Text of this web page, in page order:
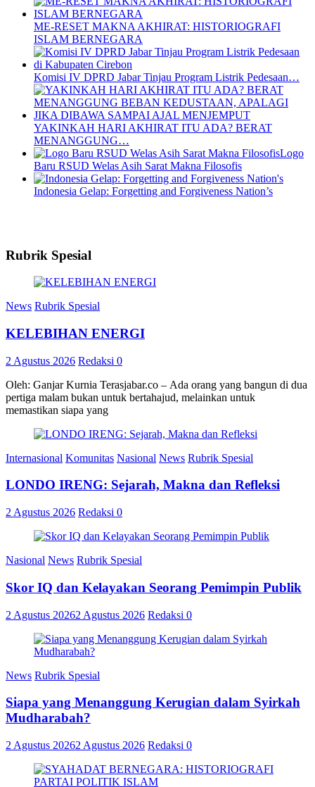
ME-RESET MAKNA AKHIRAT: HISTORIOGRAFI
ISLAM BERNEGARA
Komisi IV DPRD Jabar Tinjau Program Listrik Pedesaan…
YAKINKAH HARI AKHIRAT ITU ADA? BERAT
MENANGGUNG…
Logo
Baru RSUD Welas Asih Sarat Makna Filosofis
Indonesia Gelap: Forgetting and Forgiveness Nation’s
Rubrik Spesial
News Rubrik Spesial
KELEBIHAN ENERGI
2 Agustus 2026 Redaksi 0
Oleh: Ganjar Kurnia Terasjabar.co – Ada orang yang bangun di dua
pertiga malam bukan untuk bertahajud, melainkan untuk
memastikan siapa yang
Internasional Komunitas Nasional News Rubrik Spesial
LONDO IRENG: Sejarah, Makna dan Refleksi
2 Agustus 2026 Redaksi 0
Nasional News Rubrik Spesial
Skor IQ dan Kelayakan Seorang Pemimpin Publik
2 Agustus 20262 Agustus 2026 Redaksi 0
News Rubrik Spesial
Siapa yang Menanggung Kerugian dalam Syirkah
Mudharabah?
2 Agustus 20262 Agustus 2026 Redaksi 0